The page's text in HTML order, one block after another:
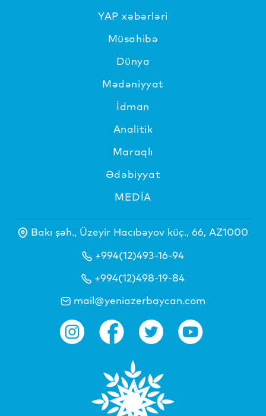
YAP xəbərləri
Müsahibə
Dünya
Mədəniyyat
İdman
Analitik
Maraqlı
Ədəbiyyat
MEDİA
Bakı şəh., Üzeyir Hacıbəyov küç., 66, AZ1000
+994(12)493-16-94
+994(12)498-19-84
mail@yeniazerbaycan.com